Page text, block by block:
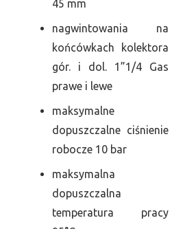
45 mm
nagwintowania na
końcówkach kolektora
gór. i dol. 1”1/4 Gas
prawe i lewe
maksymalne
dopuszczalne ciśnienie
robocze 10 bar
maksymalna
dopuszczalna
temperatura pracy